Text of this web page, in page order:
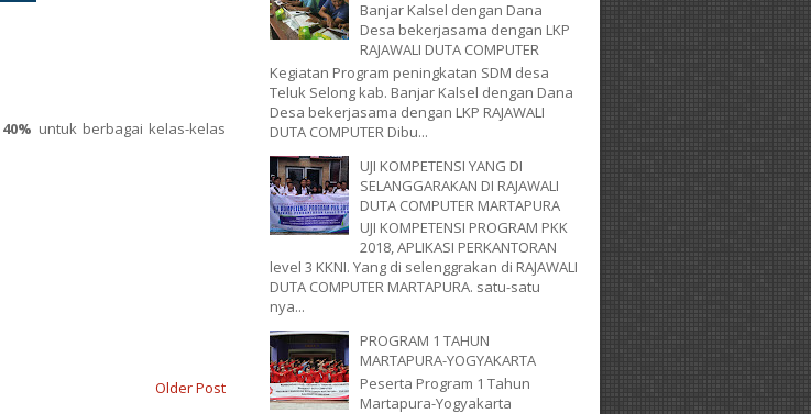
40% untuk berbagai kelas-kelas
Older Post
Banjar Kalsel dengan Dana
Desa bekerjasama dengan LKP
RAJAWALI DUTA COMPUTER
Kegiatan Program peningkatan SDM desa
Teluk Selong kab. Banjar Kalsel dengan Dana
Desa bekerjasama dengan LKP RAJAWALI
DUTA COMPUTER Dibu...
UJI KOMPETENSI YANG DI
SELANGGARAKAN DI RAJAWALI
DUTA COMPUTER MARTAPURA
UJI KOMPETENSI PROGRAM PKK
2018, APLIKASI PERKANTORAN
level 3 KKNI. Yang di selenggrakan di RAJAWALI
DUTA COMPUTER MARTAPURA. satu-satu
nya...
PROGRAM 1 TAHUN
MARTAPURA-YOGYAKARTA
Peserta Program 1 Tahun
Martapura-Yogyakarta